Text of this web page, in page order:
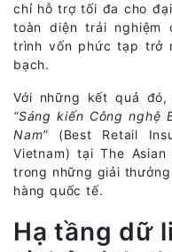
chỉ hỗ trợ tối đa cho
toàn diện trải nghiệm
trình vốn phức tạp trở
bạch.
Với những kết quả
“Sáng kiến Công
Nam” (Best Retail
Vietnam) tại The
trong những giải
hàng quốc tế.
Hạ tầng dữ